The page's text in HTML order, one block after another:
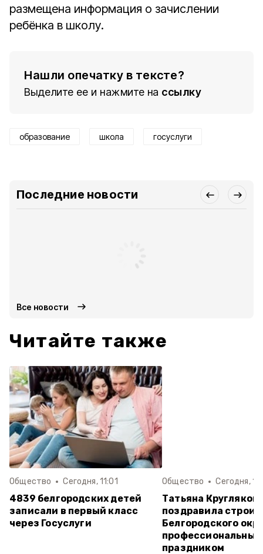
размещена информация о зачислении
ребёнка в школу.
Нашли опечатку в тексте?
Выделите ее и нажмите на ссылку
образование школа госуслуги
Последние новости
Все новости
Читайте также
Общество Сегодня, 11:01
4839 белгородских детей
записали в первый класс
через Госуслуги
Общество Сегодня,
Татьяна
поздравила
Белгородского
профессиональным
праздником